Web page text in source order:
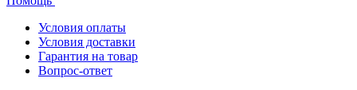
Условия оплаты
Условия доставки
Гарантия на товар
Вопрос-ответ